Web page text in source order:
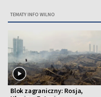
TEMATY INFO WILNO
Blok zagraniczny: Rosja,